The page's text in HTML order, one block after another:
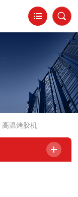
高温烤胶机